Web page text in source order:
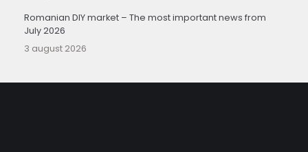
Romanian DIY market – The most important news from
July 2026
3 august 2026